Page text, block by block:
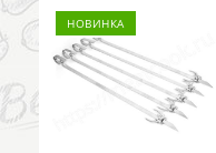
НОВИНКА